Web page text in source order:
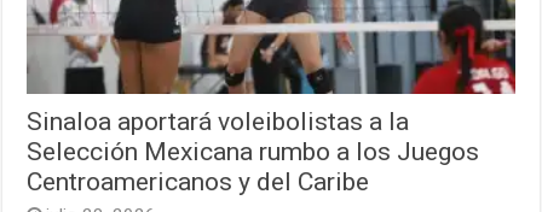
Sinaloa aportará voleibolistas a la
Selección Mexicana rumbo a los Juegos
Centroamericanos y del Caribe